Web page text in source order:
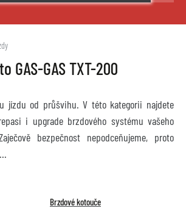
GAS-GAS TXT-200
jízdu od průšvihu. V této kategorii najdete
i upgrade brzdového systému vašeho
bezpečnost nepodceňujeme, proto
Brzdové kotouče